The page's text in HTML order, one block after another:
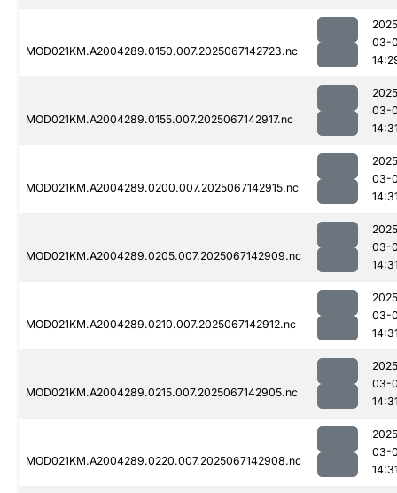
MOD021KM.A2004289.0150.007.2025067142723.nc
03-
MOD021KM.A2004289.0155.007.2025067142917.nc
03-
MOD021KM.A2004289.0200.007.2025067142915.nc
03-
MOD021KM.A2004289.0205.007.2025067142909.nc
03-
MOD021KM.A2004289.0210.007.2025067142912.nc
03-
MOD021KM.A2004289.0215.007.2025067142905.nc
03-
MOD021KM.A2004289.0220.007.2025067142908.nc
03-